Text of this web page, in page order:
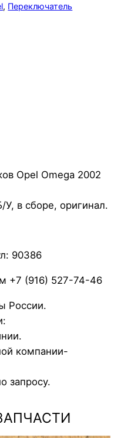
, Переключатель
Opel Omega 2002
У, в сборе, оригинал.
90386
+7 (916) 527-74-46
России.
компании-
запросу.